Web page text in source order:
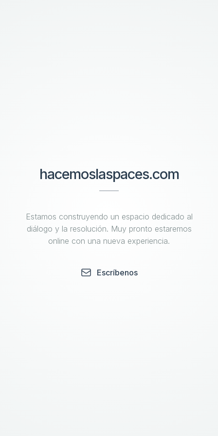
hacemoslaspaces.com
Estamos construyendo un espacio dedicado al
diálogo y la resolución. Muy pronto estaremos
online con una nueva experiencia.
Escríbenos